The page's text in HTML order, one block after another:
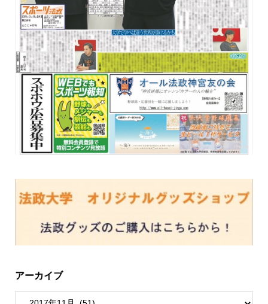
アーカイブ